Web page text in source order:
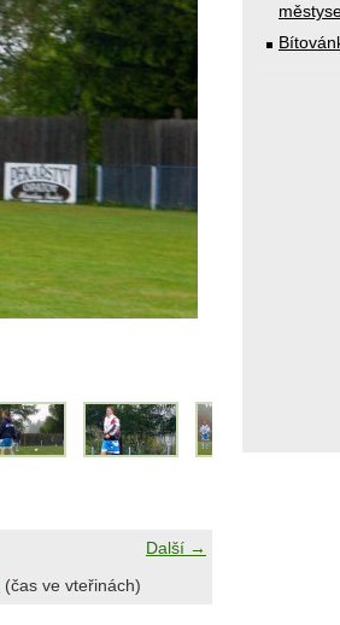
Další →
(čas ve vteřinách)